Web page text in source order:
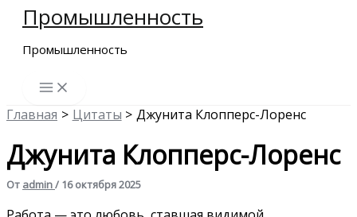
Перейти
содержимому
Промышленность
Промышленность
Главная Цитаты Джунита Клопперс-Лоренс
Джунита Клопперс-Лоренс
От admin/ 16 октября 2025